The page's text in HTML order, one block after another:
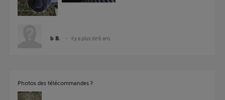
b B. il y a plus de 6 ans
Photos des télécommandes ?